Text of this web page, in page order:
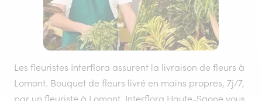
Les fleuristes Interflora assurent la livraison de fleurs à
Lomont. Bouquet de fleurs livré en mains propres, 7j/7,
par un fleuriste à Lomont. Interflora Haute-Saone vous